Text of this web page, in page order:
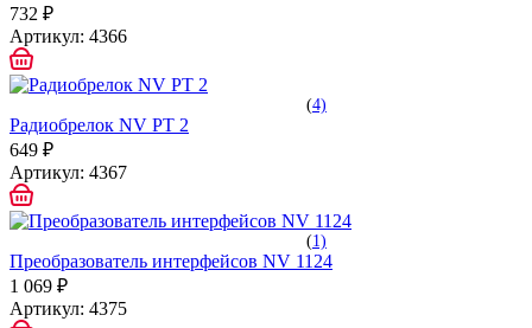
732 ₽
Артикул: 4366
(4)
Радиобрелок NV PT 2
649 ₽
Артикул: 4367
(1)
Преобразователь интерфейсов NV 1124
1 069 ₽
Артикул: 4375